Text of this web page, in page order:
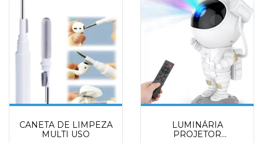
CANETA DE LIMPEZA
MULTI USO
LUMINÁRIA
PROJETOR